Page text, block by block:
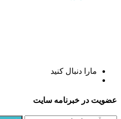
مارا دنبال کنید
عضویت در خبرنامه سایت